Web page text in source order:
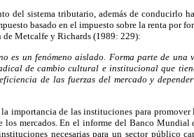
del sistema tributario, además de conducirlo
basado en el impuesto sobre la renta por
Metcalfe y Richards (1989: 229):
es un fenómeno aislado. Forma parte de una
de cambio cultural e institucional que
de las fuerzas del mercado y
importancia de las instituciones para
mercados. En el informe del Banco Mundial
necesarias para un sector público